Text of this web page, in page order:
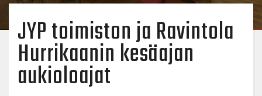
JYP toimiston ja Ravintola
Hurrikaanin kesäajan
aukioloajat